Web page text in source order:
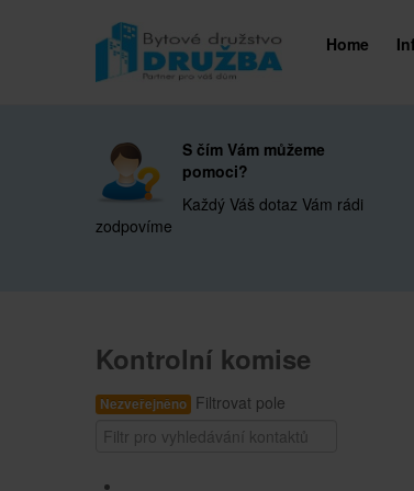
Home
S čím Vám můžeme
pomoci?
Každý Váš dotaz Vám rádi
zodpovíme
Kontrolní komise
Nezveřejněno Filtrovat pole